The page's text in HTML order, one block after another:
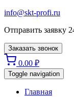
info@skt-profi.ru
Отправить заявку
Заказать звонок
0.00 ₽
Toggle navigation
Главная